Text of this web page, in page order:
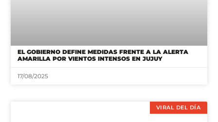
EL GOBIERNO DEFINE MEDIDAS FRENTE A LA ALERTA
AMARILLA POR VIENTOS INTENSOS EN JUJUY
17/08/2025
VIRAL DEL DÍA